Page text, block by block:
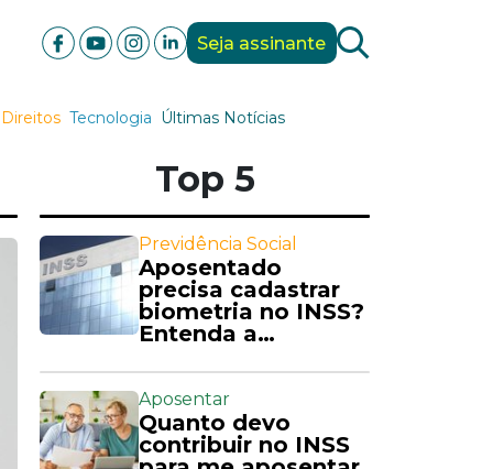
Seja assinante
Tecnologia Últimas Notícias
Top 5
Previdência Social
Aposentado
precisa cadastrar
biometria no INSS?
Entenda a
Aposentar
Quanto devo
contribuir no INSS